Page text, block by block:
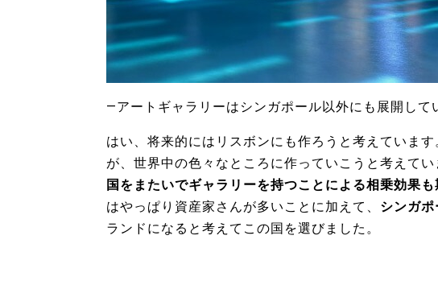
―アートギャラリーはシンガポール以外にも展開して
はい、将来的にはリスボンにも作ろうと考えていま
が、世界中の色々なところに作っていこうと考えてい
国をまたいでギャラリーを持つことによる相乗効果も
はやっぱり資産家さんが多いことに加えて、 シンガ
ランドになると考えてこの国を選びました。